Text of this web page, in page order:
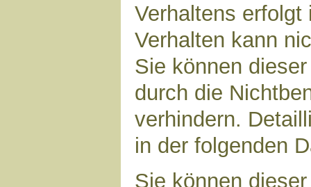
Verhaltens
Verhalten kann
Sie können
durch die
verhindern.
in der folgenden
Sie können